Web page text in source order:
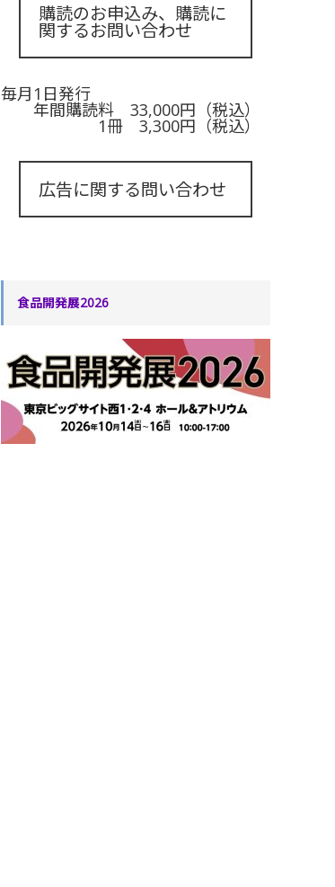
購読のお申込み、購読に
関するお問い合わせ
毎月1日発行
年間購読料 33,000円（税込）
1冊 3,300円（税込）
広告に関する問い合わせ
食品開発展2026